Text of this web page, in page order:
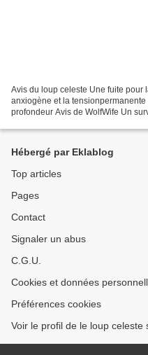
Avis du loup celeste Une fuite pour
anxiogène et la
profondeur Avis de WolfWife Un
Hébergé par Eklablog
Top articles
Pages
Contact
Signaler un abus
C.G.U.
Cookies et données
Préférences cookies
Voir le profil de le loup celeste